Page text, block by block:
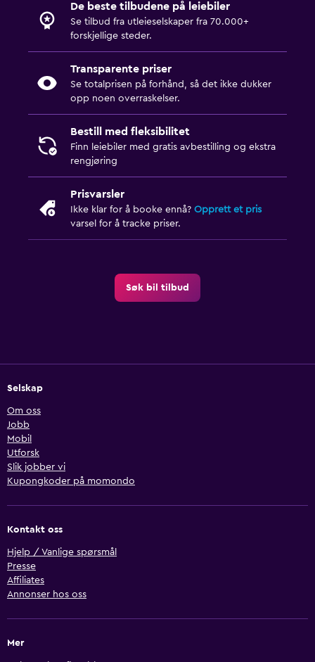
De beste tilbudene på leiebiler
Se tilbud fra utleieselskaper fra 70.000+
forskjellige steder.
Transparente priser
Se totalprisen på forhånd, så det ikke dukker
opp noen overraskelser.
Bestill med fleksibilitet
Finn leiebiler med gratis avbestilling og ekstra
rengjøring
Prisvarsler
Ikke klar for å booke ennå? Opprett et pris
varsel for å tracke priser.
Søk bil tilbud
Selskap
Om oss
Jobb
Mobil
Utforsk
Slik jobber vi
Kupongkoder på momondo
Kontakt oss
Hjelp / Vanlige spørsmål
Presse
Affiliates
Annonser hos oss
Mer